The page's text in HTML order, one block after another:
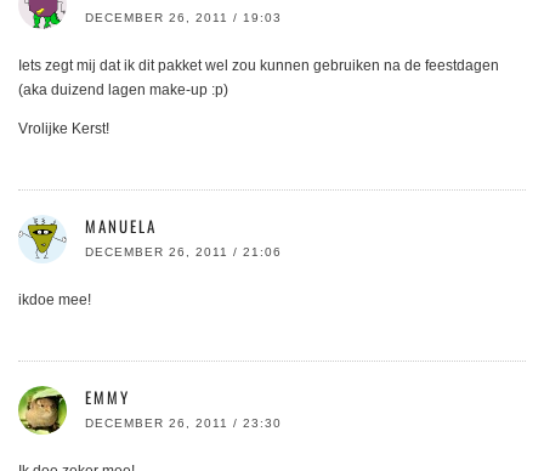
DECEMBER 26, 2011 / 19:03
Iets zegt mij dat ik dit pakket wel zou kunnen gebruiken na de feestdagen
(aka duizend lagen make-up :p)
Vrolijke Kerst!
MANUELA
DECEMBER 26, 2011 / 21:06
ikdoe mee!
EMMY
DECEMBER 26, 2011 / 23:30